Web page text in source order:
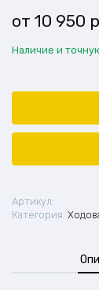
10 950
Наличие и
Артикул:
Категория: